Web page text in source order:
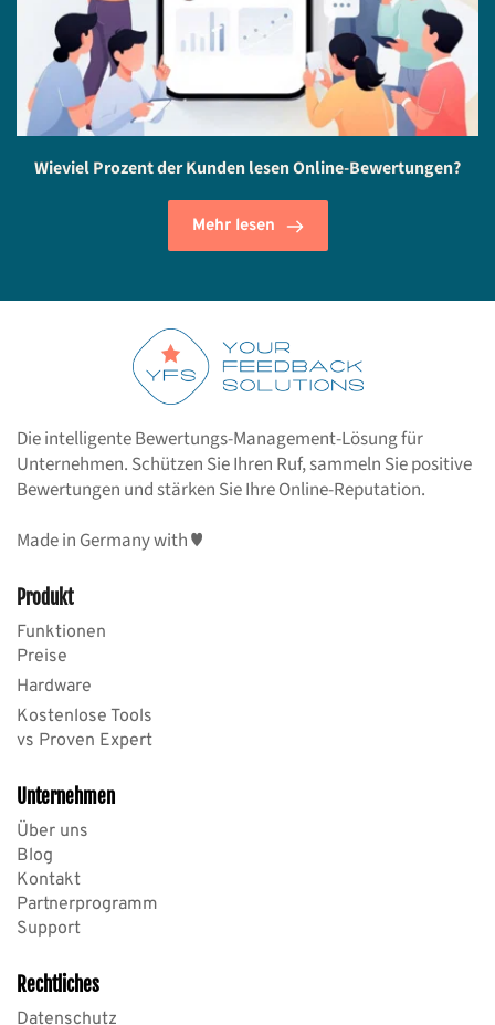
Wieviel Prozent der Kunden lesen Online-Bewertungen?
Mehr lesen
Die intelligente Bewertungs-Management-Lösung für
Unternehmen. Schützen Sie Ihren Ruf, sammeln Sie positive
Bewertungen und stärken Sie Ihre Online-Reputation.
Made in Germany with ♥️
Produkt
Funktionen
Preise
Hardware
Kostenlose Tools
vs Proven Expert
Unternehmen
Über uns
Blog
Kontakt
Partnerprogramm
Support
Rechtliches
Datenschutz